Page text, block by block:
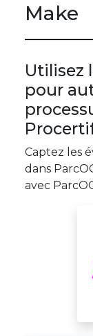
Make
Utilisez
pour
Captez les
dans
avec